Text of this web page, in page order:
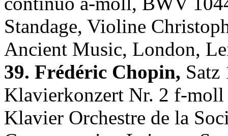
Standage, Violine
Ancient Music, London,
39. Frédéric Chopin, Satz
Klavierkonzert Nr. 2 f-moll
Klavier Orchestre de la